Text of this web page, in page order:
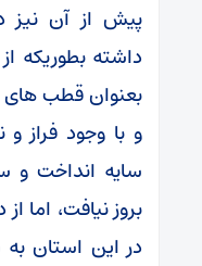
پیش از آن نیز
داشته بطوریکه
بعنوان قطب های
و با وجود فراز
سایه انداخت و
بروز نیافت، اما
در این استان